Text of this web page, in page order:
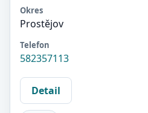
Okres
Prostějov
Telefon
582357113
Detail